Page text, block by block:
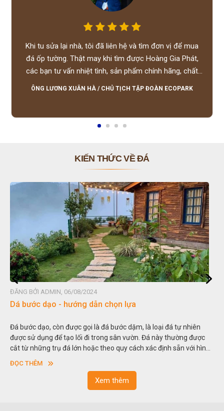
Khi tu sửa lại nhà, tôi đã liên hệ và tìm đơn vị để mua
đá ốp tường. Thật may khi tìm được Hoàng Gia Phát,
các bạn tư vấn nhiệt tình, sản phẩm chính hãng, chất
lượng tốt, giá hợp lý, hỗ trợ tận tình.
ÔNG LƯƠNG XUÂN HÀ / CHỦ TỊCH TẬP ĐOÀN ECOPARK
KIẾN THỨC VỀ ĐÁ
ĐĂNG BỞI ADMIN, 06/08/2024
Dá bước dạo - hướng dẫn chọn lựa
Đá bước dạo, còn được gọi là đá bước dặm, là loại đá tự nhiên
được sử dụng để tạo lối đi trong sân vườn. Đá này thường được
cắt từ những trụ đá lớn hoặc theo quy cách xác định sẵn với hình
vuông hoặc hình chữ nhật và có độ dày khác nhau.
ĐỌC THÊM
Xem thêm